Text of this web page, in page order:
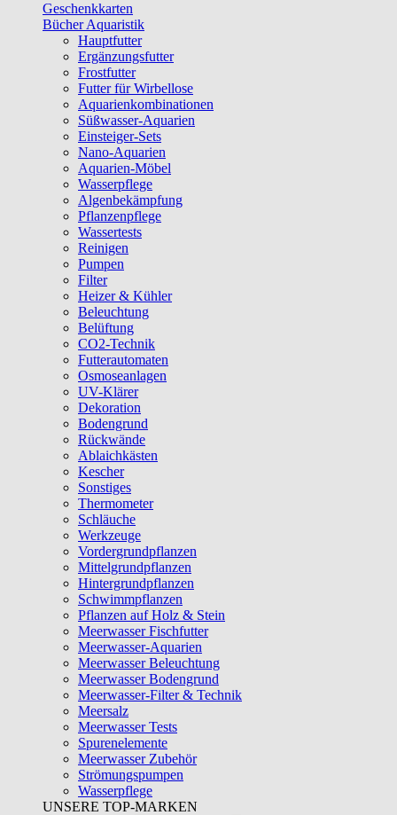
Geschenkkarten
Bücher Aquaristik
Hauptfutter
Ergänzungsfutter
Frostfutter
Futter für Wirbellose
Aquarienkombinationen
Süßwasser-Aquarien
Einsteiger-Sets
Nano-Aquarien
Aquarien-Möbel
Wasserpflege
Algenbekämpfung
Pflanzenpflege
Wassertests
Reinigen
Pumpen
Filter
Heizer & Kühler
Beleuchtung
Belüftung
CO2-Technik
Futterautomaten
Osmoseanlagen
UV-Klärer
Dekoration
Bodengrund
Rückwände
Ablaichkästen
Kescher
Sonstiges
Thermometer
Schläuche
Werkzeuge
Vordergrundpflanzen
Mittelgrundpflanzen
Hintergrundpflanzen
Schwimmpflanzen
Pflanzen auf Holz & Stein
Meerwasser Fischfutter
Meerwasser-Aquarien
Meerwasser Beleuchtung
Meerwasser Bodengrund
Meerwasser-Filter & Technik
Meersalz
Meerwasser Tests
Spurenelemente
Meerwasser Zubehör
Strömungspumpen
Wasserpflege
UNSERE TOP-MARKEN